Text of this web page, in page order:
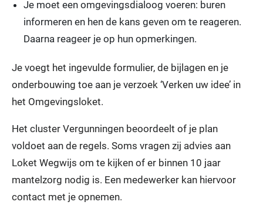
Je moet een omgevingsdialoog voeren: buren
informeren en hen de kans geven om te reageren.
Daarna reageer je op hun opmerkingen.
Je voegt het ingevulde formulier, de bijlagen en je
onderbouwing toe aan je verzoek ‘Verken uw idee’ in
het Omgevingsloket.
Het cluster Vergunningen beoordeelt of je plan
voldoet aan de regels. Soms vragen zij advies aan
Loket Wegwijs om te kijken of er binnen 10 jaar
mantelzorg nodig is. Een medewerker kan hiervoor
contact met je opnemen.